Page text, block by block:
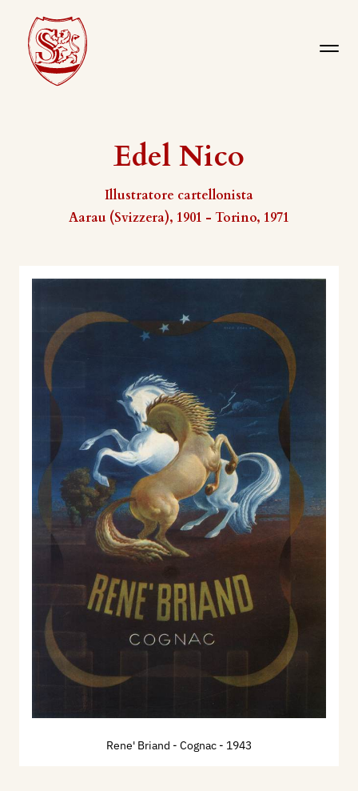
Edel Nico
Illustratore cartellonista
Aarau (Svizzera), 1901 - Torino, 1971
Rene' Briand - Cognac - 1943